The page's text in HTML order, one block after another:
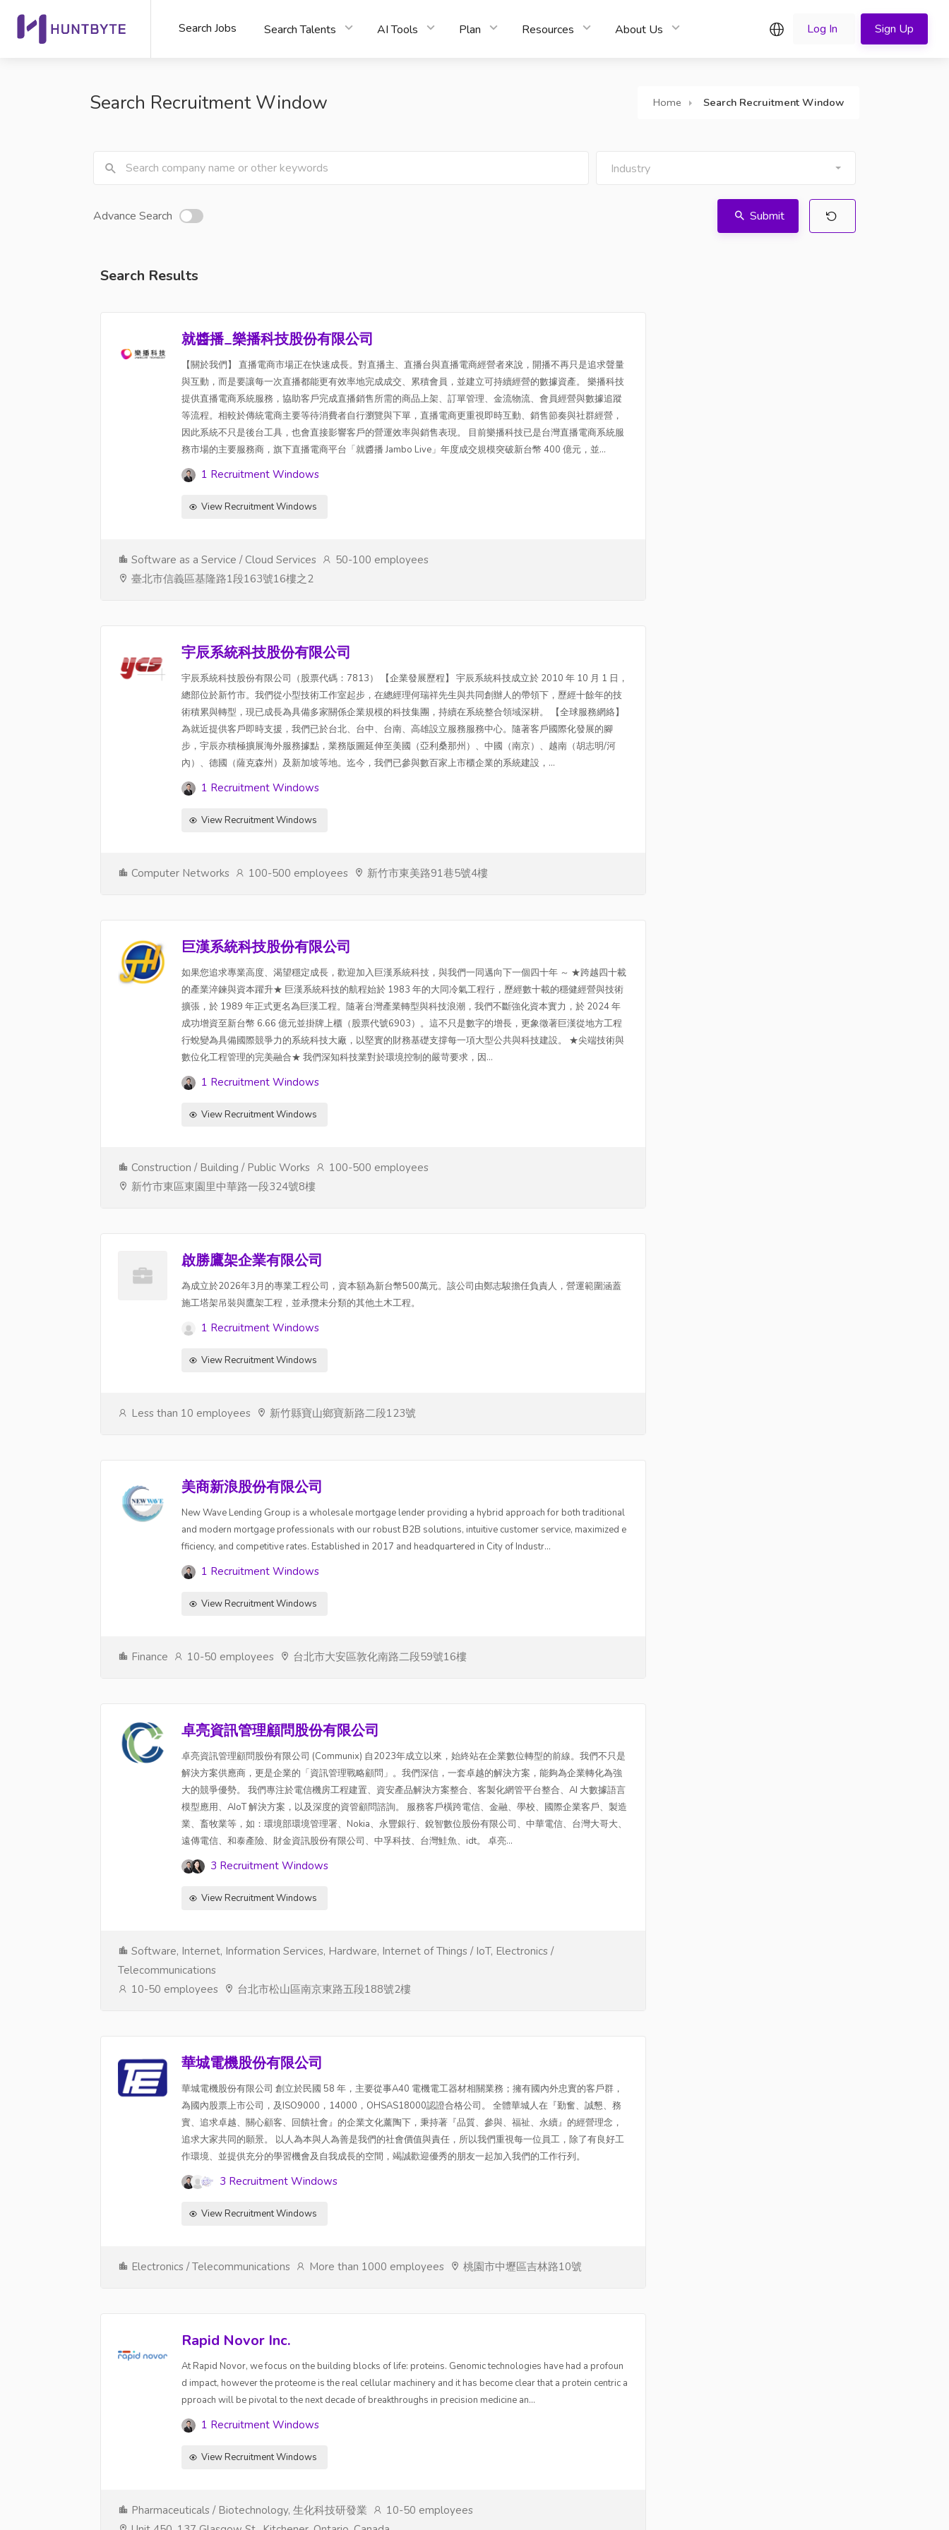
Search Jobs Search Talents AI Tools Plan Resources About Us EnglishLog In Sign Up
Search Recruitment Window Home Search Recruitment Window
Industry
Advance Search Submit
Search Results
就醬播_樂播科技股份有限公司
【關於我們】 直播電商市場正在快速成長。對直播主、直播台與直播電商經營者來說，開播不再只是追求聲量
與互動，而是要讓每一次直播都能更有效率地完成成交、累積會員，並建立可持續經營的數據資產。 樂播科技
提供直播電商系統服務，協助客戶完成直播銷售所需的商品上架、訂單管理、金流物流、會員經營與數據追蹤
等流程。相較於傳統電商主要等待消費者自行瀏覽與下單，直播電商更重視即時互動、銷售節奏與社群經營，
因此系統不只是後台工具，也會直接影響客戶的營運效率與銷售表現。 目前樂播科技已是台灣直播電商系統服
務市場的主要服務商，旗下直播電商平台「就醬播 Jambo Live」年度成交規模突破新台幣 400 億元，並...
1 Recruitment Windows
View Recruitment Windows
Software as a Service / Cloud Services
50-100 employees
臺北市信義區基隆路1段163號16樓之2
宇辰系統科技股份有限公司
宇辰系統科技股份有限公司（股票代碼：7813） 【企業發展歷程】 宇辰系統科技成立於 2010 年 10 月 1 日，
總部位於新竹市。我們從小型技術工作室起步，在總經理何瑞祥先生與共同創辦人的帶領下，歷經十餘年的技
術積累與轉型，現已成長為具備多家關係企業規模的科技集團，持續在系統整合領域深耕。 【全球服務網絡】
為就近提供客戶即時支援，我們已於台北、台中、台南、高雄設立服務服務中心。隨著客戶國際化發展的腳
步，宇辰亦積極擴展海外服務據點，業務版圖延伸至美國（亞利桑那州）、中國（南京）、越南（胡志明/河
內）、德國（薩克森州）及新加坡等地。迄今，我們已參與數百家上市櫃企業的系統建設，...
1 Recruitment Windows
View Recruitment Windows
Computer Networks 100-500 employees 新竹市東美路91巷5號4樓
巨漢系統科技股份有限公司
如果您追求專業高度、渴望穩定成長，歡迎加入巨漢系統科技，與我們一同邁向下一個四十年 ～ ★跨越四十載
的產業淬鍊與資本躍升★ 巨漢系統科技的航程始於 1983 年的大同冷氣工程行，歷經數十載的穩健經營與技術
擴張，於 1989 年正式更名為巨漢工程。隨著台灣產業轉型與科技浪潮，我們不斷強化資本實力，於 2024 年
成功增資至新台幣 6.66 億元並掛牌上櫃（股票代號6903）。這不只是數字的增長，更象徵著巨漢從地方工程
行蛻變為具備國際競爭力的系統科技大廠，以堅實的財務基礎支撐每一項大型公共與科技建設。 ★尖端技術與
數位化工程管理的完美融合★ 我們深知科技業對於環境控制的嚴苛要求，因...
1 Recruitment Windows
View Recruitment Windows
Construction / Building / Public Works
100-500 employees
新竹市東區東園里中華路一段324號8樓
啟勝鷹架企業有限公司
為成立於2026年3月的專業工程公司，資本額為新台幣500萬元。該公司由鄭志駿擔任負責人，營運範圍涵蓋
施工塔架吊裝與鷹架工程，並承攬未分類的其他土木工程。
1 Recruitment Windows
View Recruitment Windows
Less than 10 employees 新竹縣寶山鄉寶新路二段123號
美商新浪股份有限公司
New Wave Lending Group is a wholesale mortgage lender providing a hybrid approach for both traditional
and modern mortgage professionals with our robust B2B solutions, intuitive customer service, maximized e
fficiency, and competitive rates. Established in 2017 and headquartered in City of Industr...
1 Recruitment Windows
View Recruitment Windows
Finance 10-50 employees 台北市大安區敦化南路二段59號16樓
卓亮資訊管理顧問股份有限公司
卓亮資訊管理顧問股份有限公司 (Communix) 自2023年成立以來，始終站在企業數位轉型的前線。我們不只是
解決方案供應商，更是企業的「資訊管理戰略顧問」。我們深信，一套卓越的解決方案，能夠為企業轉化為強
大的競爭優勢。 我們專注於電信機房工程建置、資安產品解決方案整合、客製化網管平台整合、AI 大數據語言
模型應用、AIoT 解決方案，以及深度的資管顧問諮詢。 服務客戶橫跨電信、金融、學校、國際企業客戶、製造
業、畜牧業等，如：環境部環境管理署、Nokia、永豐銀行、銳智數位股份有限公司、中華電信、台灣大哥大、
遠傳電信、和泰產險、財金資訊股份有限公司、中孚科技、台灣鮭魚、idt。 卓亮...
3 Recruitment Windows
View Recruitment Windows
Software, Internet, Information Services, Hardware, Internet of Things / IoT, Electronics /
Telecommunications
10-50 employees
台北市松山區南京東路五段188號2樓
華城電機股份有限公司
華城電機股份有限公司 創立於民國 58 年，主要從事A40 電機電工器材相關業務；擁有國內外忠實的客戶群，
為國內股票上市公司，及ISO9000，14000，OHSAS18000認證合格公司。 全體華城人在『勤奮、誠懇、務
實、追求卓越、關心顧客、回饋社會』的企業文化薰陶下，秉持著『品質、參與、福祉、永續』的經營理念，
追求大家共同的願景。 以人為本與人為善是我們的社會價值與責任，所以我們重視每一位員工，除了有良好工
作環境、並提供充分的學習機會及自我成長的空間，竭誠歡迎優秀的朋友一起加入我們的工作行列。
3 Recruitment Windows
View Recruitment Windows
Electronics / Telecommunications More than 1000 employees 桃園市中壢區吉林路10號
Rapid Novor Inc.
At Rapid Novor, we focus on the building blocks of life: proteins. Genomic technologies have had a profoun
d impact, however the proteome is the real cellular machinery and it has become clear that a protein centric a
pproach will be pivotal to the next decade of breakthroughs in precision medicine an...
1 Recruitment Windows
View Recruitment Windows
Pharmaceuticals / Biotechnology, 生化科技研發業
10-50 employees